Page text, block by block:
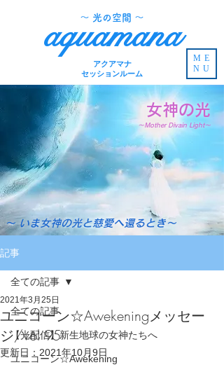
aquamana
​～ 光の空間 ～
アクアマナ
セッションルーム
ME
NU
～Mother Divain Light～
女神の光
～ いま女神の光と慈愛へ還るとき～
記事
全ての記事
【光配信】新生地球の女神たちへ
ユニコーン☆Awekening
全ての記事
ユニコーン☆Awekeningメッセー
ジ/vol 95
2021年3月25日
更新日： 2021年10月9日